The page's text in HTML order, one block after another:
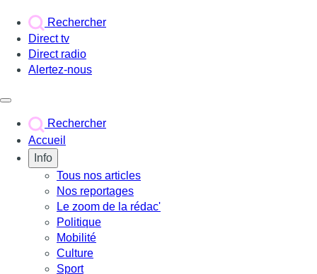
Rechercher
Direct tv
Direct radio
Alertez-nous
Rechercher
Accueil
Info
Tous nos articles
Nos reportages
Le zoom de la rédac'
Politique
Mobilité
Culture
Sport